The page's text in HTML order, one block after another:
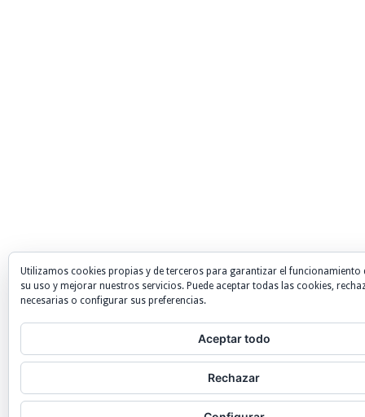
Utilizamos cookies propias y de terceros para garantizar el funcionamiento
su uso y mejorar nuestros servicios. Puede aceptar todas las cookies,
necesarias o configurar sus preferencias.
Aceptar todo
Rechazar